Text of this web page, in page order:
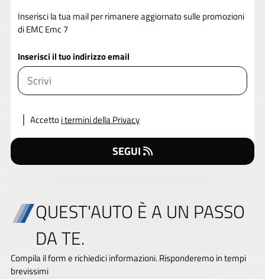
Inserisci la tua mail per rimanere aggiornato sulle promozioni
di EMC Emc 7
Inserisci il tuo indirizzo email
Accettoi termini della Privacy
SEGUI
QUEST'AUTO È A UN PASSO
DA TE.
Compila il form e richiedici informazioni. Risponderemo in tempi
brevissimi